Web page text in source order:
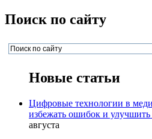
Поиск по сайту
Новые статьи
Цифровые технологии в
избежать ошибок и улучшить
августа